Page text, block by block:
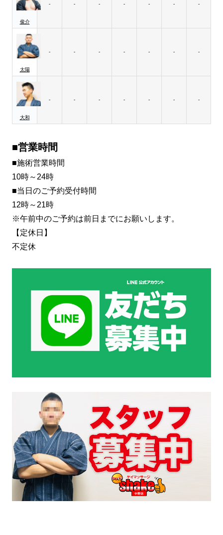
俊介
- - - - - - -
太陽
- - - - - - -
大和
- - - - - - -
■営業時間
■施術営業時間
10時～24時
■当日のご予約受付時間
12時～21時
※午前中のご予約は前日までにお願いします。
【定休日】
不定休